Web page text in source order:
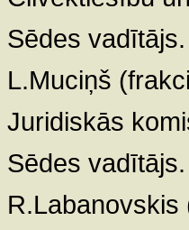
Sēdes
L.Muciņš
Juridiskās
Sēdes